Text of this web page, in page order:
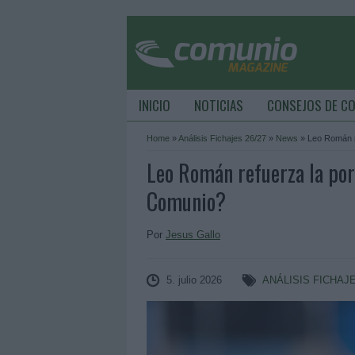
INICIO NOTICIAS CONSEJOS DE
Home »Análisis Fichajes 26/27 » News » Leo
Leo Román refuerza la
Comunio?
Por Jesus Gallo
5. julio 2026 ANÁLISIS